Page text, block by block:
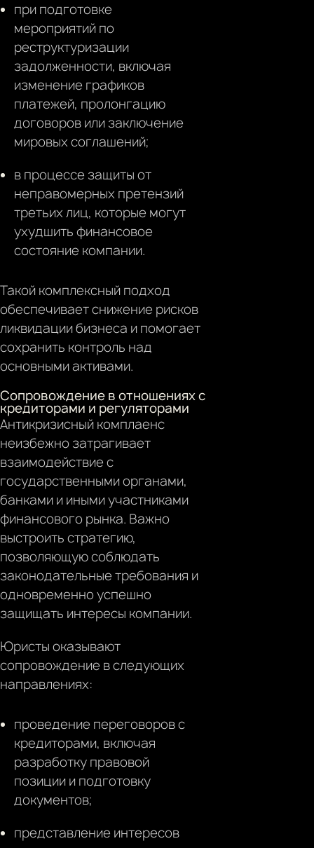
при подготовке
мероприятий по
реструктуризации
задолженности, включая
изменение графиков
платежей, пролонгацию
договоров или заключение
мировых соглашений;
в процессе защиты от
неправомерных претензий
третьих лиц, которые могут
ухудшить финансовое
состояние компании.
Такой комплексный подход
обеспечивает снижение рисков
ликвидации бизнеса и помогает
сохранить контроль над
основными активами.
Сопровождение в отношениях с
кредиторами и регуляторами
Антикризисный комплаенс
неизбежно затрагивает
взаимодействие с
государственными органами,
банками и иными участниками
финансового рынка. Важно
выстроить стратегию,
позволяющую соблюдать
законодательные требования и
одновременно успешно
защищать интересы компании.
Юристы оказывают
сопровождение в следующих
направлениях:
проведение переговоров с
кредиторами, включая
разработку правовой
позиции и подготовку
документов;
представление интересов